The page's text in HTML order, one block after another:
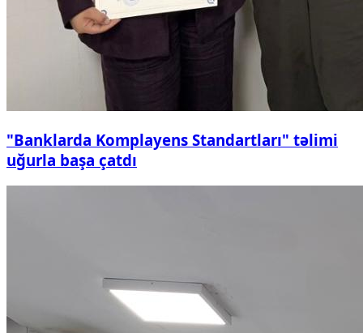
"Banklarda Komplayens Standartları" təlimi
uğurla başa çatdı